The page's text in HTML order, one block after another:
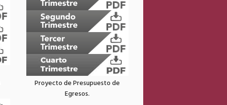
Proyecto de Presupuesto de
Egresos.